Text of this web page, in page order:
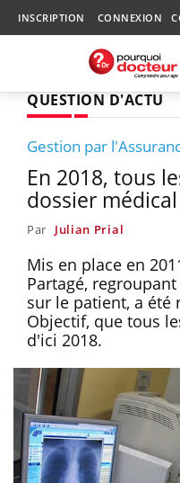
INSCRIPTION CONNEXION
QUESTION D'ACTU
Gestion par
En 2018, tous
dossier
Par Julian Prial
Mis en place en
Partagé,
sur le patient, a été
Objectif, que tous
d'ici 2018.